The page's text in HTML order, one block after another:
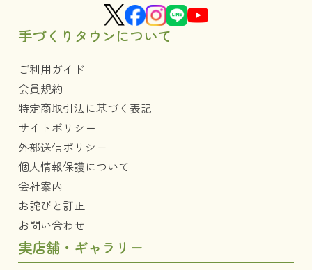
手づくりタウンについて
ご利用ガイド
会員規約
特定商取引法に基づく表記
サイトポリシー
外部送信ポリシー
個人情報保護について
会社案内
お詫びと訂正
お問い合わせ
実店舗・ギャラリー